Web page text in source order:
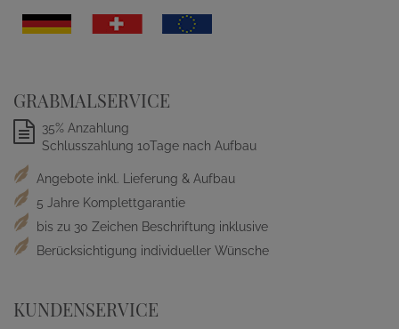
GRABMALSERVICE
35% Anzahlung
Schlusszahlung 10Tage nach Aufbau
Angebote inkl. Lieferung & Aufbau
5 Jahre Komplettgarantie
bis zu 30 Zeichen Beschriftung inklusive
Berücksichtigung individueller Wünsche
KUNDENSERVICE